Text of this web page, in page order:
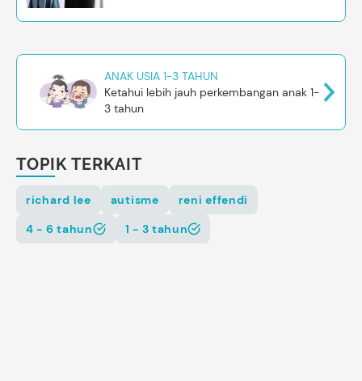
ANAK USIA 1-3 TAHUN
Ketahui lebih jauh perkembangan anak 1-
3 tahun
TOPIK TERKAIT
richard lee autisme
reni effendi
4 - 6 tahun
1 - 3 tahun